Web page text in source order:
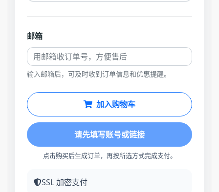
邮箱
输入邮箱后，可及时收到订单信息和优惠提醒。
加入购物车
请先填写账号或链接
点击购买后生成订单，再按所选方式完成支付。
SSL 加密支付